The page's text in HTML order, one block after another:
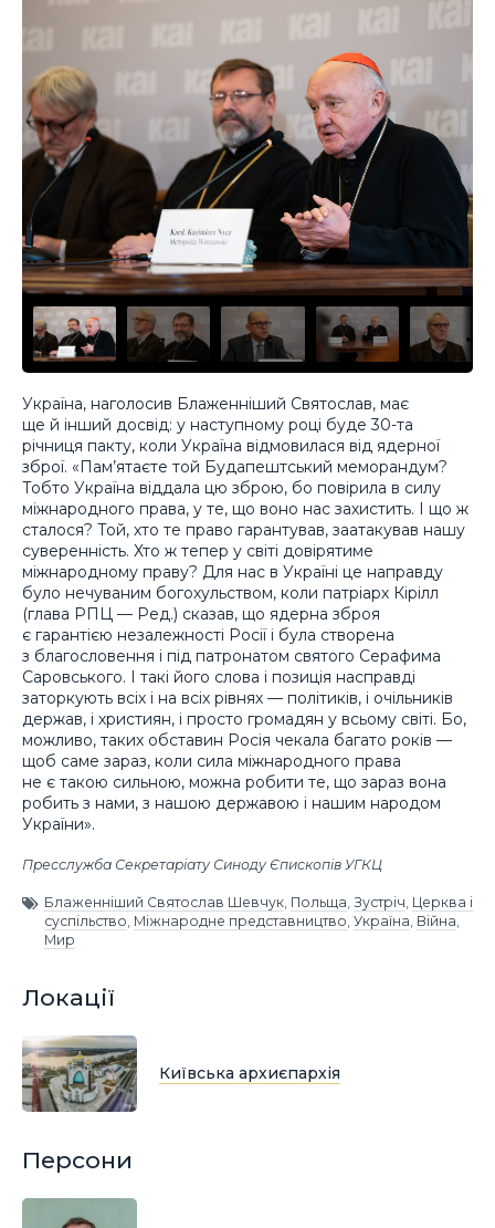
Україна, наголосив Блаженніший Святослав, має
ще й інший досвід: у наступному році буде 30-та
річниця пакту, коли Україна відмовилася від ядерної
зброї. «Пам’ятаєте той Будапештський меморандум?
Тобто Україна віддала цю зброю, бо повірила в силу
міжнародного права, у те, що воно нас захистить. І що ж
сталося? Той, хто те право гарантував, заатакував нашу
суверенність. Хто ж тепер у світі довірятиме
міжнародному праву? Для нас в Україні це направду
було нечуваним богохульством, коли патріарх Кірілл
(глава РПЦ — Ред.) сказав, що ядерна зброя
є гарантією незалежності Росії і була створена
з благословення і під патронатом святого Серафима
Саровського. І такі його слова і позиція насправді
заторкують всіх і на всіх рівнях — політиків, і очільників
держав, і християн, і просто громадян у всьому світі. Бо,
можливо, таких обставин Росія чекала багато років —
щоб саме зараз, коли сила міжнародного права
не є такою сильною, можна робити те, що зараз вона
робить з нами, з нашою державою і нашим народом
України».
Пресслужба Секретаріату Синоду Єпископів УГКЦ
Блаженніший Святослав Шевчук Польща Зустріч Церква і
суспільство Міжнародне представництво Україна Війна
Мир
Локації
Київська архиєпархія
Персони